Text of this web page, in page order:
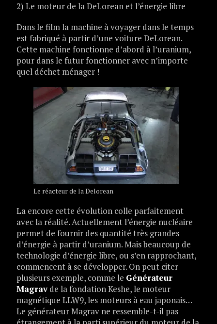
2) Le moteur de la DeLorean et l’énergie libre
Dans le film la machine à voyager dans le temps
est fabriqué à partir d’une voiture DeLorean.
Cette machine fonctionne d’abord à l’uranium,
pour dans le futur fonctionner avec n’importe
quel déchet ménager !
Le réacteur de la Delorean
La encore cette évolution colle parfaitement
avec la réalité. Actuellement l’énergie nucléaire
permet de fournir des quantité très grandes
d’énergie à partir d’uranium. Mais beaucoup de
technologie d’énergie libre, ou s’en rapprochant,
commencent à se développer. On peut citer
plusieurs exemple, comme le Générateur
Magravde la fondation Keshe, le moteur
magnétique LLW9, les moteurs à eau japonais…
Le générateur Magrav ne ressemble-t-il pas